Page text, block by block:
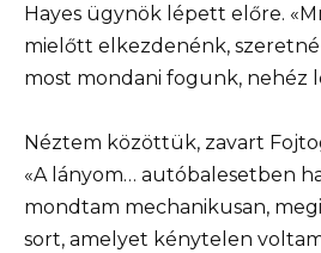
Hayes ügynök lépett előre.
mielőtt elkezdenénk,
most mondani fogunk, nehéz
Néztem közöttük, zavart
«A lányom… autóbalesetben
mondtam mechanikusan,
sort, amelyet kénytelen